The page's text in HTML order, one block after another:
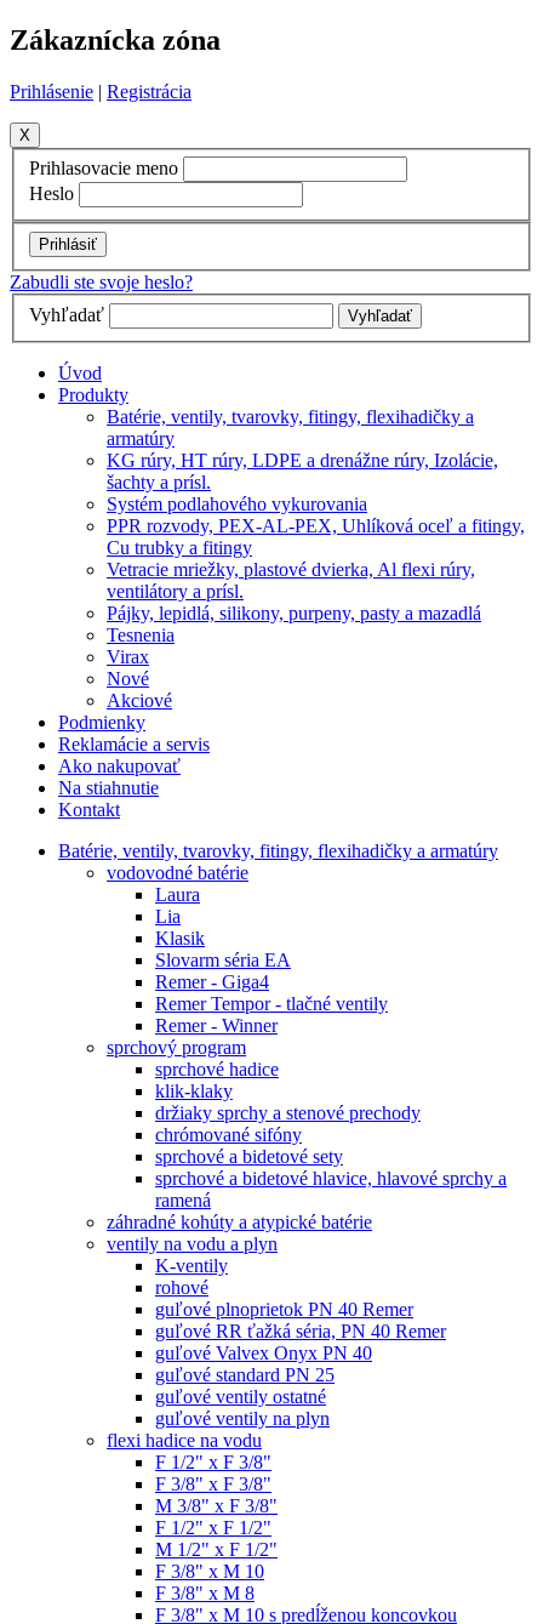
Zákaznícka zóna
Prihlásenie | Registrácia
X
Prihlasovacie meno
Heslo
Zabudli ste svoje heslo?
Vyhľadať
Úvod
Produkty
Batérie, ventily, tvarovky, fitingy, flexihadičky a
armatúry
KG rúry, HT rúry, LDPE a drenážne rúry, Izolácie,
šachty a prísl.
Systém podlahového vykurovania
PPR rozvody, PEX-AL-PEX, Uhlíková oceľ a fitingy,
Cu trubky a fitingy
Vetracie mriežky, plastové dvierka, Al flexi rúry,
ventilátory a prísl.
Pájky, lepidlá, silikony, purpeny, pasty a mazadlá
Tesnenia
Virax
Nové
Akciové
Podmienky
Reklamácie a servis
Ako nakupovať
Na stiahnutie
Kontakt
Batérie, ventily, tvarovky, fitingy, flexihadičky a armatúry
vodovodné batérie
Laura
Lia
Klasik
Slovarm séria EA
Remer - Giga4
Remer Tempor - tlačné ventily
Remer - Winner
sprchový program
sprchové hadice
klik-klaky
držiaky sprchy a stenové prechody
chrómované sifóny
sprchové a bidetové sety
sprchové a bidetové hlavice, hlavové sprchy a
ramená
záhradné kohúty a atypické batérie
ventily na vodu a plyn
K-ventily
rohové
guľové plnoprietok PN 40 Remer
guľové RR ťažká séria, PN 40 Remer
guľové Valvex Onyx PN 40
guľové standard PN 25
guľové ventily ostatné
guľové ventily na plyn
flexi hadice na vodu
F 1/2" x F 3/8"
F 3/8" x F 3/8"
M 3/8" x F 3/8"
F 1/2" x F 1/2"
M 1/2" x F 1/2"
F 3/8" x M 10
F 3/8" x M 8
F 3/8" x M 10 s predĺženou koncovkou